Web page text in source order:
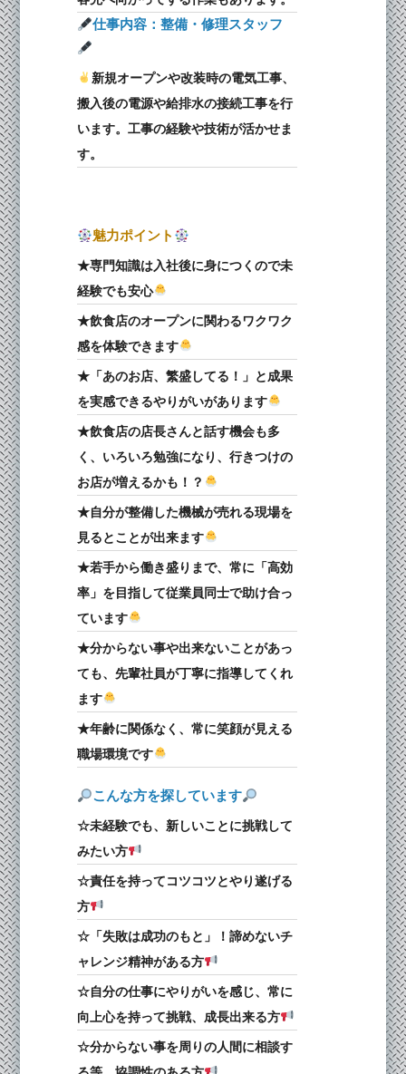
️仕事内容：整備・修理スタッフ
️新規オープンや改装時の電気工事、
搬入後の電源や給排水の接続工事を行
います。工事の経験や技術が活かせま
す。
魅力ポイント
★専門知識は入社後に身につくので未
経験でも安心
★飲食店のオープンに関わるワクワク
感を体験できます
★「あのお店、繁盛してる！」と成果
を実感できるやりがいがあります
★飲食店の店長さんと話す機会も多
く、いろいろ勉強になり、行きつけの
お店が増えるかも！？
★自分が整備した機械が売れる現場を
見るとことが出来ます
★若手から働き盛りまで、常に「高効
率」を目指して従業員同士で助け合っ
ています
★分からない事や出来ないことがあっ
ても、先輩社員が丁寧に指導してくれ
ます
★年齢に関係なく、常に笑顔が見える
職場環境です
こんな方を探しています
☆未経験でも、新しいことに挑戦して
みたい方
☆責任を持ってコツコツとやり遂げる
方
☆「失敗は成功のもと」！諦めないチ
ャレンジ精神がある方
☆自分の仕事にやりがいを感じ、常に
向上心を持って挑戦、成長出来る方
☆分からない事を周りの人間に相談す